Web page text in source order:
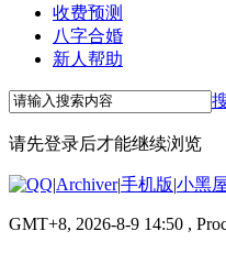
收费预测
八字合婚
新人帮助
请先登录后才能继续浏览
|Archiver|手机版|小黑
GMT+8, 2026-8-9 14:50 ,